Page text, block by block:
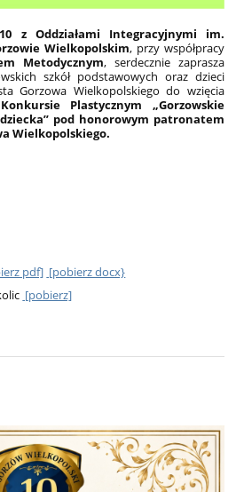
z Oddziałami Integracyjnymi im.
Wielkopolskim, przy współpracy
Metodycznym, serdecznie zaprasza
szkół podstawowych oraz dzieci
Gorzowa Wielkopolskiego do wzięcia
Plastycznym „Gorzowskie
pod honorowym patronatem
Wielkopolskiego.
pdf] [pobierz docx}
[pobierz]